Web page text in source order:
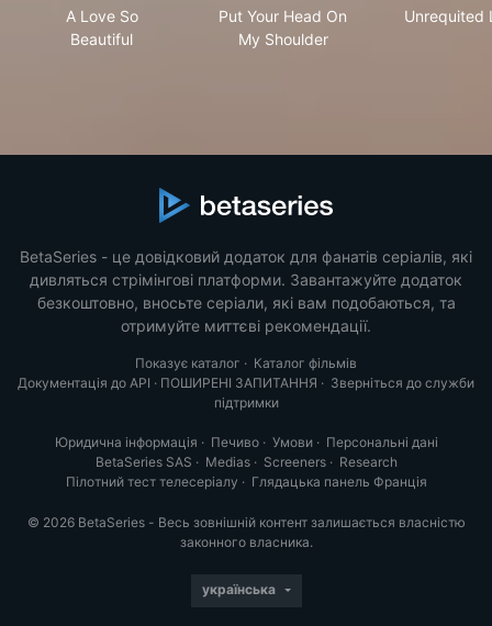
A Love So
Beautiful
Put Your Head On
My Shoulder
Unrequited
BetaSeries - це довідковий додаток для фанатів серіалів, які
дивляться стрімінгові платформи. Завантажуйте додаток
безкоштовно, вносьте серіали, які вам подобаються, та
отримуйте миттєві рекомендації.
Показує каталог · Каталог фільмів
Документація до API · ПОШИРЕНІ ЗАПИТАННЯ · Зверніться до служби
підтримки
Юридична інформація · Печиво· Умови· Персональні дані
BetaSeries SAS · Medias· Screeners· Research
Пілотний тест телесеріалу · Глядацька панель Франція
© 2026 BetaSeries - Весь зовнішній контент залишається власністю
законного власника.
українська